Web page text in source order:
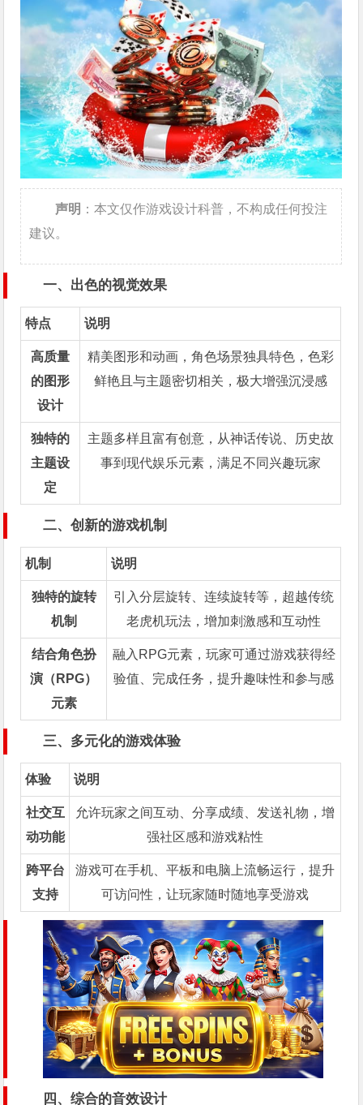
声明 ：本文仅作游戏设计科普，不构成任何投注
建议。
一、出色的视觉效果
特点 说明
高质量
的图形
设计
精美图形和动画，角色场景独具特色，色彩
鲜艳且与主题密切相关，极大增强沉浸感
独特的
主题设
定
主题多样且富有创意，从神话传说、历史故
事到现代娱乐元素，满足不同兴趣玩家
二、创新的游戏机制
机制 说明
独特的旋转
机制
引入分层旋转、连续旋转等，超越传统
老虎机玩法，增加刺激感和互动性
结合角色扮
演（RPG）
元素
融入RPG元素，玩家可通过游戏获得经
验值、完成任务，提升趣味性和参与感
三、多元化的游戏体验
体验 说明
社交互
动功能
允许玩家之间互动、分享成绩、发送礼物，增
强社区感和游戏粘性
跨平台
支持
游戏可在手机、平板和电脑上流畅运行，提升
可访问性，让玩家随时随地享受游戏
四、综合的音效设计